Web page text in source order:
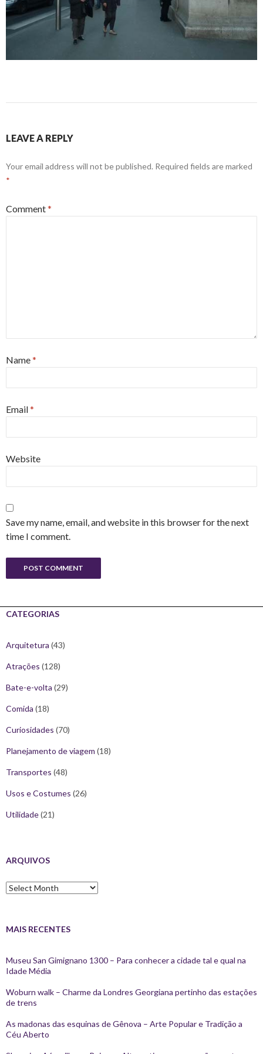
LEAVE A REPLY
Your email address will not be published. Required fields are marked
*
Comment*
Name*
Email*
Website
Save my name, email, and website in this browser for the next
time I comment.
CATEGORIAS
Arquitetura (43)
Atrações (128)
Bate-e-volta (29)
Comida (18)
Curiosidades (70)
Planejamento de viagem (18)
Transportes (48)
Usos e Costumes (26)
Utilidade(21)
ARQUIVOS
Arquivos
MAIS RECENTES
Museu San Gimignano 1300 – Para conhecer a cidade tal e qual na
Idade Média
Woburn walk – Charme da Londres Georgiana pertinho das estações
de trens
As madonas das esquinas de Gênova – Arte Popular e Tradição a
Céu Aberto